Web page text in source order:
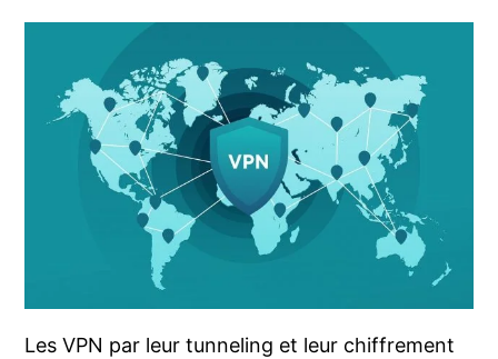
Les VPN par leur tunneling et leur chiffrement